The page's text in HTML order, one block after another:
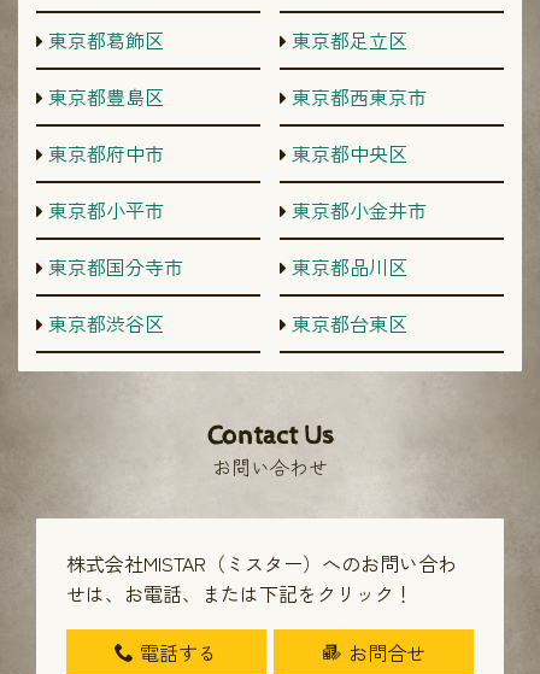
東京都葛飾区
東京都足立区
東京都豊島区
東京都西東京市
東京都府中市
東京都中央区
東京都小平市
東京都小金井市
東京都国分寺市
東京都品川区
東京都渋谷区
東京都台東区
Contact Us
お問い合わせ
株式会社MISTAR（ミスター）へのお問い合わ
せは、 お電話、または下記をクリック！
電話する お問合せ